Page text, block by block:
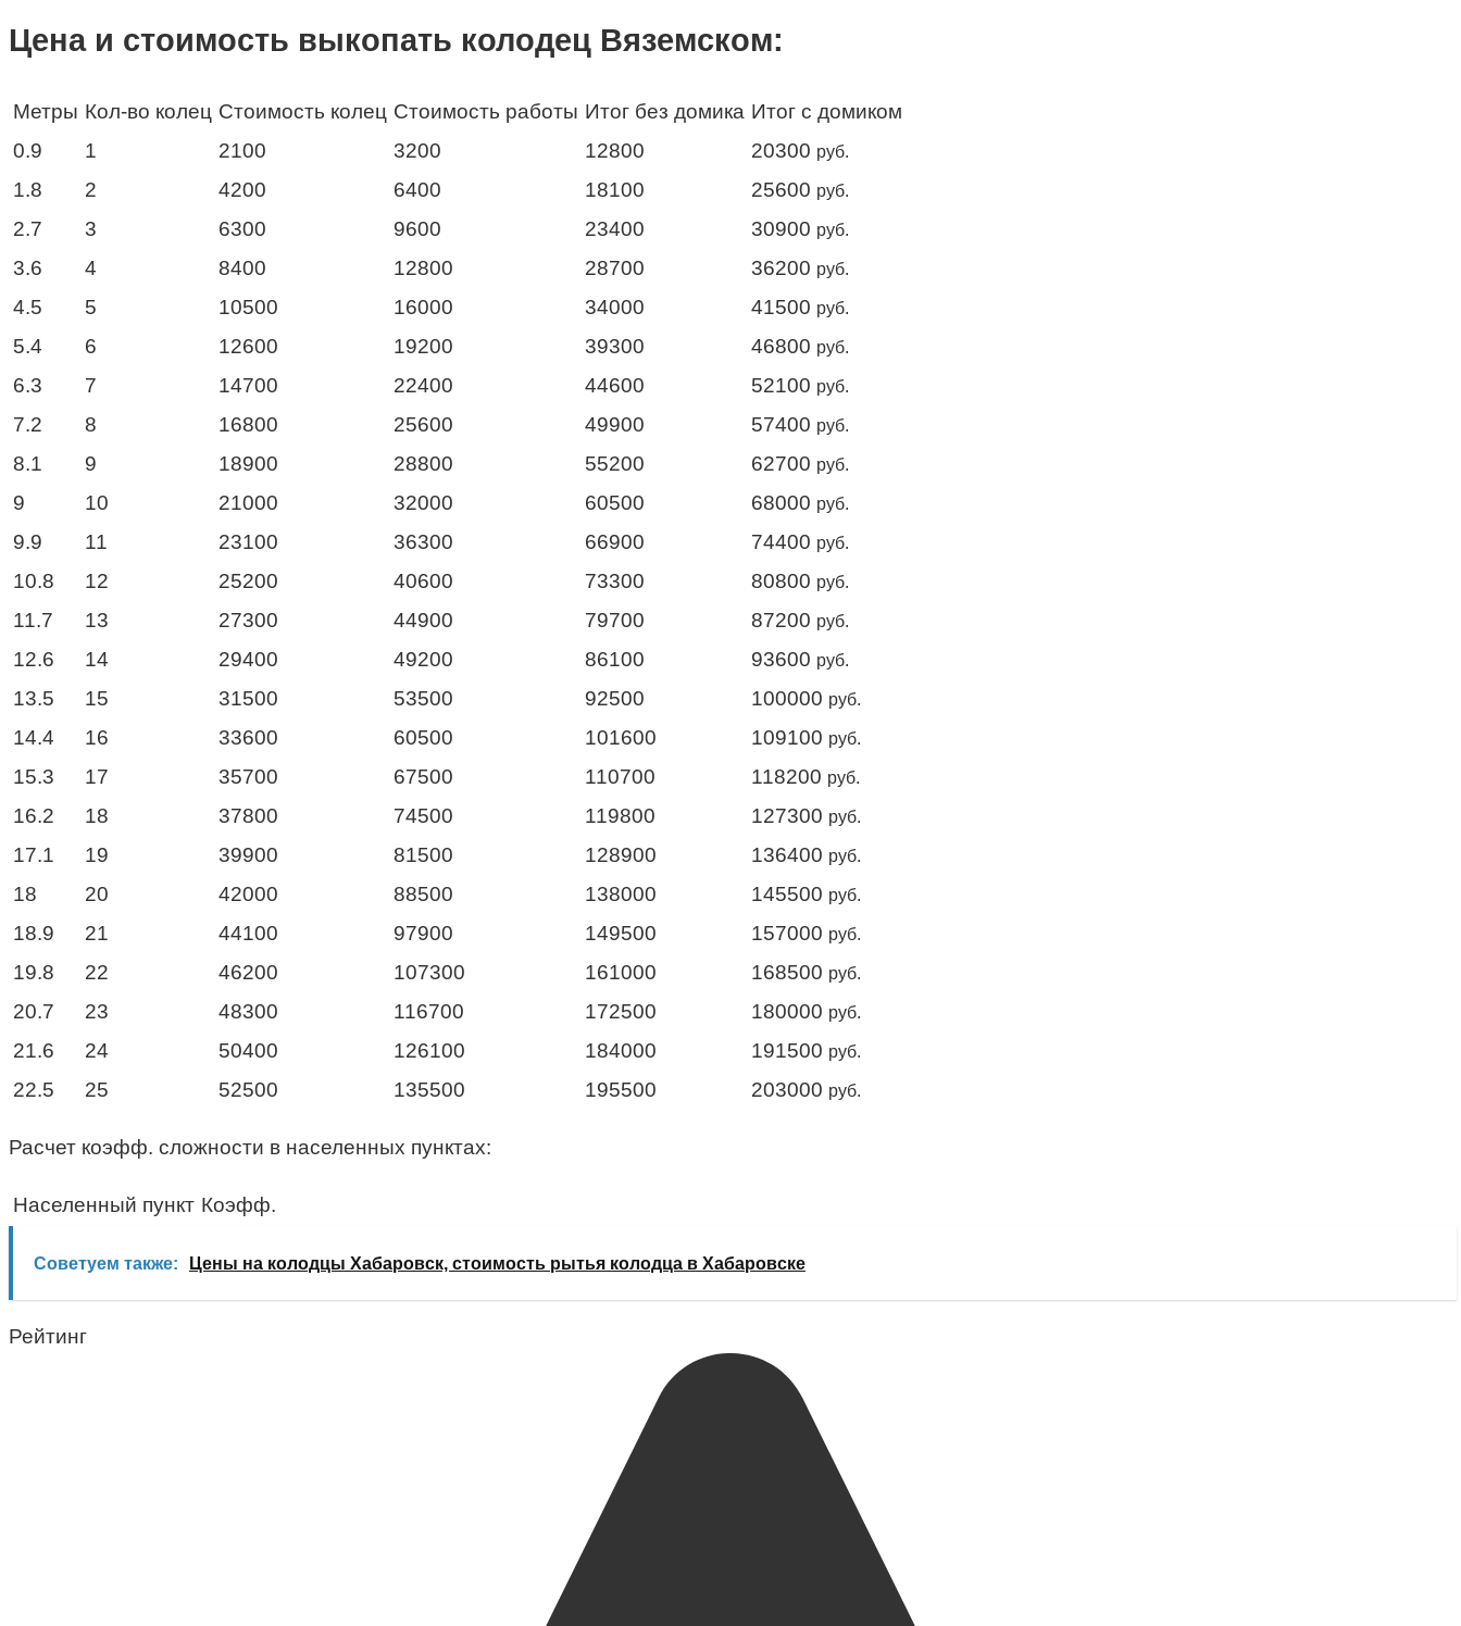
Цена и стоимость выкопать колодец Вяземском:
Метры Кол-во колец Стоимость колец Стоимость работы Итог без домика Итог с домиком
0.9
1 2100 3200 12800 20300 руб.
1.8 2 4200 6400 18100 25600 руб.
2.7 3 6300 9600 23400 30900 руб.
3.6 4 8400 12800 28700 36200 руб.
4.5 5 10500 16000 34000 41500 руб.
5.4 6 12600 19200 39300 46800 руб.
6.3 7 14700 22400 44600 52100 руб.
7.2 8 16800 25600 49900 57400 руб.
8.1 9 18900 28800 55200 62700 руб.
9 10 21000 32000 60500 68000 руб.
9.9 11 23100 36300 66900 74400 руб.
10.8 12 25200 40600 73300 80800 руб.
11.7 13 27300 44900 79700 87200 руб.
12.6 14 29400 49200 86100 93600 руб.
13.5 15 31500 53500 92500 100000 руб.
14.4 16 33600 60500 101600 109100 руб.
15.3 17 35700 67500 110700 118200 руб.
16.2 18 37800 74500 119800 127300 руб.
17.1 19 39900 81500 128900 136400 руб.
18 20 42000 88500 138000 145500 руб.
18.9 21 44100 97900 149500 157000 руб.
19.8 22 46200 107300 161000 168500 руб.
20.7 23 48300 116700 172500 180000 руб.
21.6 24 50400 126100 184000 191500 руб.
22.5 25 52500 135500 195500 203000 руб.
Расчет коэфф. сложности в населенных пунктах:
Населенный пункт Коэфф.
Советуем также: Цены на колодцы Хабаровск, стоимость рытья колодца в Хабаровске
Рейтинг